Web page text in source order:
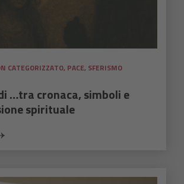
CATEGORIZZATO, PACE, SFERISMO
…tra cronaca, simboli e
spirituale